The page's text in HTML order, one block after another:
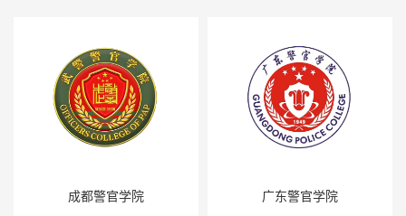
成都警官学院 广东警官学院